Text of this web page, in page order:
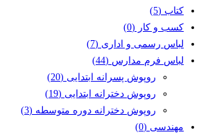
کتاب (5)
کسب و کار (0)
لباس رسمی و اداری (7)
لباس فرم مدارس (44)
روپوش پسرانه ابتدایی (20)
روپوش دخترانه ابتدایی (19)
روپوش دخترانه دوره متوسطه (3)
مهندسی (0)